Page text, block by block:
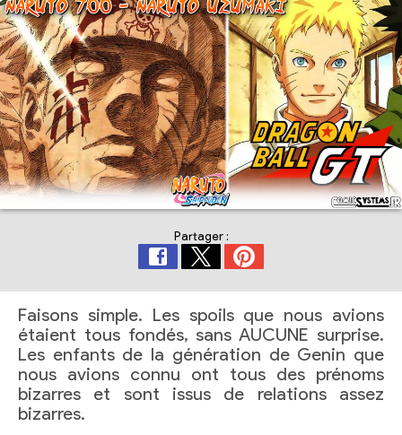
Partager :
Faisons simple. Les spoils que nous avions
étaient tous fondés, sans AUCUNE surprise.
Les enfants de la génération de Genin que
nous avions connu ont tous des prénoms
bizarres et sont issus de relations assez
bizarres.